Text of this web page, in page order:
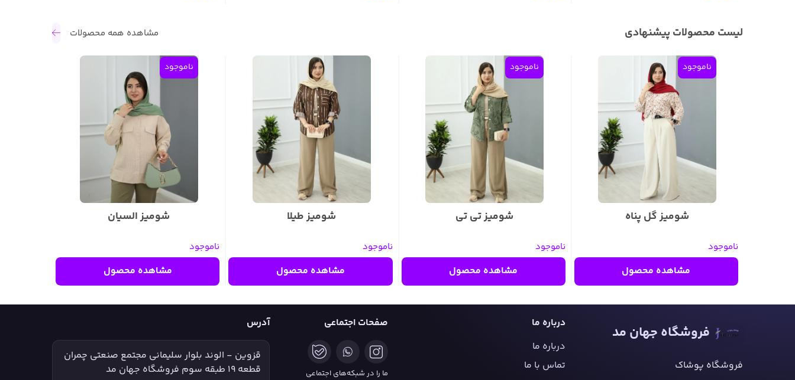
لیست محصولات پیشنهادی مشاهده همه محصولات
ناموجود
شومیز گل پناه
ناموجود
مشاهده محصول
ناموجود
شومیز تی تی
ناموجود
مشاهده محصول
شومیز طیلا
ناموجود
مشاهده محصول
ناموجود
شومیز السیان
ناموجود
مشاهده محصول
فروشگاه جهان مد
فروشگاه پوشاک
درباره ما
درباره ما
تماس با ما
صفحات اجتماعی
ما را در شبکه‌های اجتماعی
آدرس
قزوین - الوند بلوار سلیمانی مجتمع صنعتی چمران
قطعه ۱۹ طبقه سوم فروشگاه جهان مد